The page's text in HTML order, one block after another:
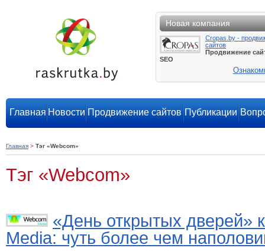
Новая компания
Cropas.by -
сайтов
Продвижение
SEO
Главная Новости Продвижение сайтов Публикации
Главная > Тэг «Webcom»
Тэг «Webcom»
«День открытых дверей»
Media: чуть более чем